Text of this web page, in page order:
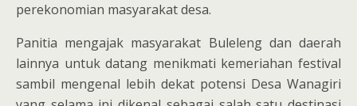
perekonomian masyarakat desa.
Panitia mengajak masyarakat Buleleng dan daerah
lainnya untuk datang menikmati kemeriahan festival
sambil mengenal lebih dekat potensi Desa Wanagiri